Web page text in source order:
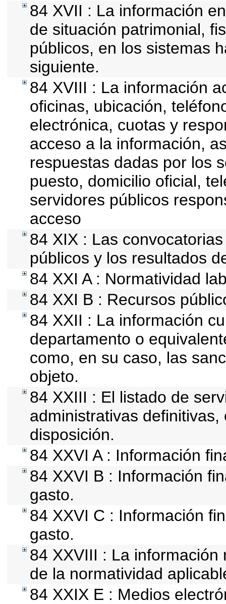
84 XVII : La información
de situación patrimonial,
públicos, en los sistemas
siguiente.
84 XVIII : La información
oficinas, ubicación,
electrónica, cuotas y
acceso a la información,
respuestas dadas por los
puesto, domicilio oficial,
servidores públicos
acceso
84 XIX : Las
públicos y los resultados
84 XXI A : Normatividad
84 XXI B : Recursos
84 XXII : La información
departamento o
como, en su caso, las
objeto.
84 XXIII : El listado de
administrativas
disposición.
84 XXVI A : Información
84 XXVI B : Información
gasto.
84 XXVI C : Información
gasto.
84 XXVIII : La
de la normatividad
84 XXIX E : Medios